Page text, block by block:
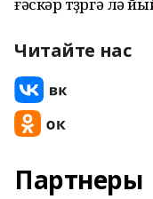
Читайте нас
Партнеры